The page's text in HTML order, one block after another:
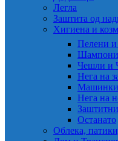
Легла
Заштита од
Хигиена и
Пелени
Чешли и
Нега на
Нега на
Останато
Облека,